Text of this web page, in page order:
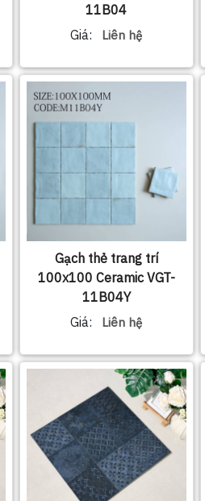
11B04
Giá:
Liên hệ
Gạch thẻ trang trí
100x100 Ceramic VGT-
11B04Y
Giá:
Liên hệ